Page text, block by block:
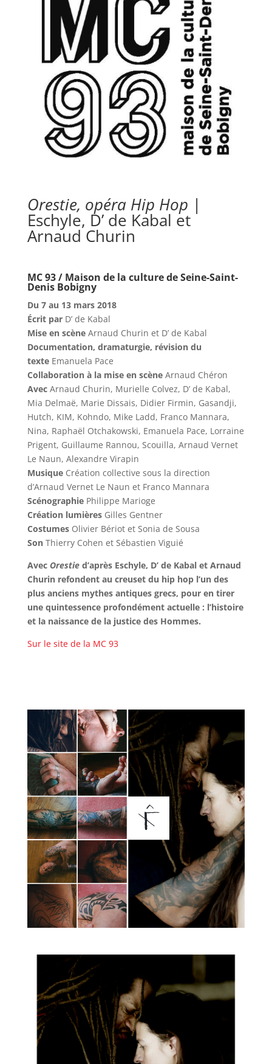
Orestie, opéra Hip Hop |
Eschyle, D’ de Kabal et
Arnaud Churin
MC 93 / Maison de la culture de Seine-Saint-
Denis Bobigny
Du 7 au 13 mars 2018
Écrit parD’ de Kabal
Mise en scène Arnaud Churin et D’ de Kabal
Documentation, dramaturgie, révision du
texte Emanuela Pace
Collaboration à la mise en scène Arnaud Chéron
Avec Arnaud Churin, Murielle Colvez, D’ de Kabal,
Mia Delmaë, Marie Dissais, Didier Firmin, Gasandji,
Hutch, KIM, Kohndo, Mike Ladd, Franco Mannara,
Nina, Raphaël Otchakowski, Emanuela Pace, Lorraine
Prigent, Guillaume Rannou, Scouilla, Arnaud Vernet
Le Naun, Alexandre Virapin
Musique Création collective sous la direction
d’Arnaud Vernet Le Naun et Franco Mannara
Scénographie Philippe Marioge
Création lumières Gilles Gentner
Costumes Olivier Bériot et Sonia de Sousa
Son Thierry Cohen et Sébastien Viguié
Avec Orestied’après Eschyle, D’ de Kabal et Arnaud
Churin refondent au creuset du hip hop l’un des
plus anciens mythes antiques grecs, pour en tirer
une quintessence profondément actuelle : l’histoire
et la naissance de la justice des Hommes.
Sur le site de la MC 93